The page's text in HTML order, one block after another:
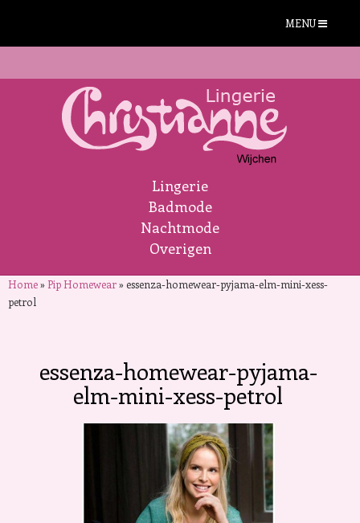
MENU
Lingerie
Badmode
Nachtmode
Overigen
Home»Pip Homewear»essenza-homewear-pyjama-elm-mini-xess-
petrol
essenza-homewear-pyjama-
elm-mini-xess-petrol